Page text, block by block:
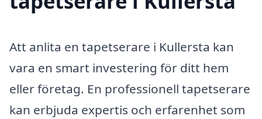
Att anlita en tapetserare i Kullersta kan
vara en smart investering för ditt hem
eller företag. En professionell tapetserare
kan erbjuda expertis och erfarenhet som